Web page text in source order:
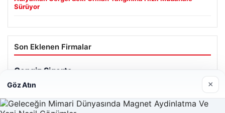
Sürüyor
Son Eklenen Firmalar
Göz Atın ×